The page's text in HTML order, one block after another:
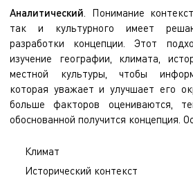
Аналитический . Понимание
так и культурного имеет
разработки концепции. Этот
изучение географии, климата,
местной культуры, чтобы
которая уважает и улучшает его
больше факторов оцениваются,
обоснованной получится концепция.
Климат
Исторический контекст